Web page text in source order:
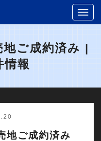
地ご成約済み |
情報
地ご成約済み